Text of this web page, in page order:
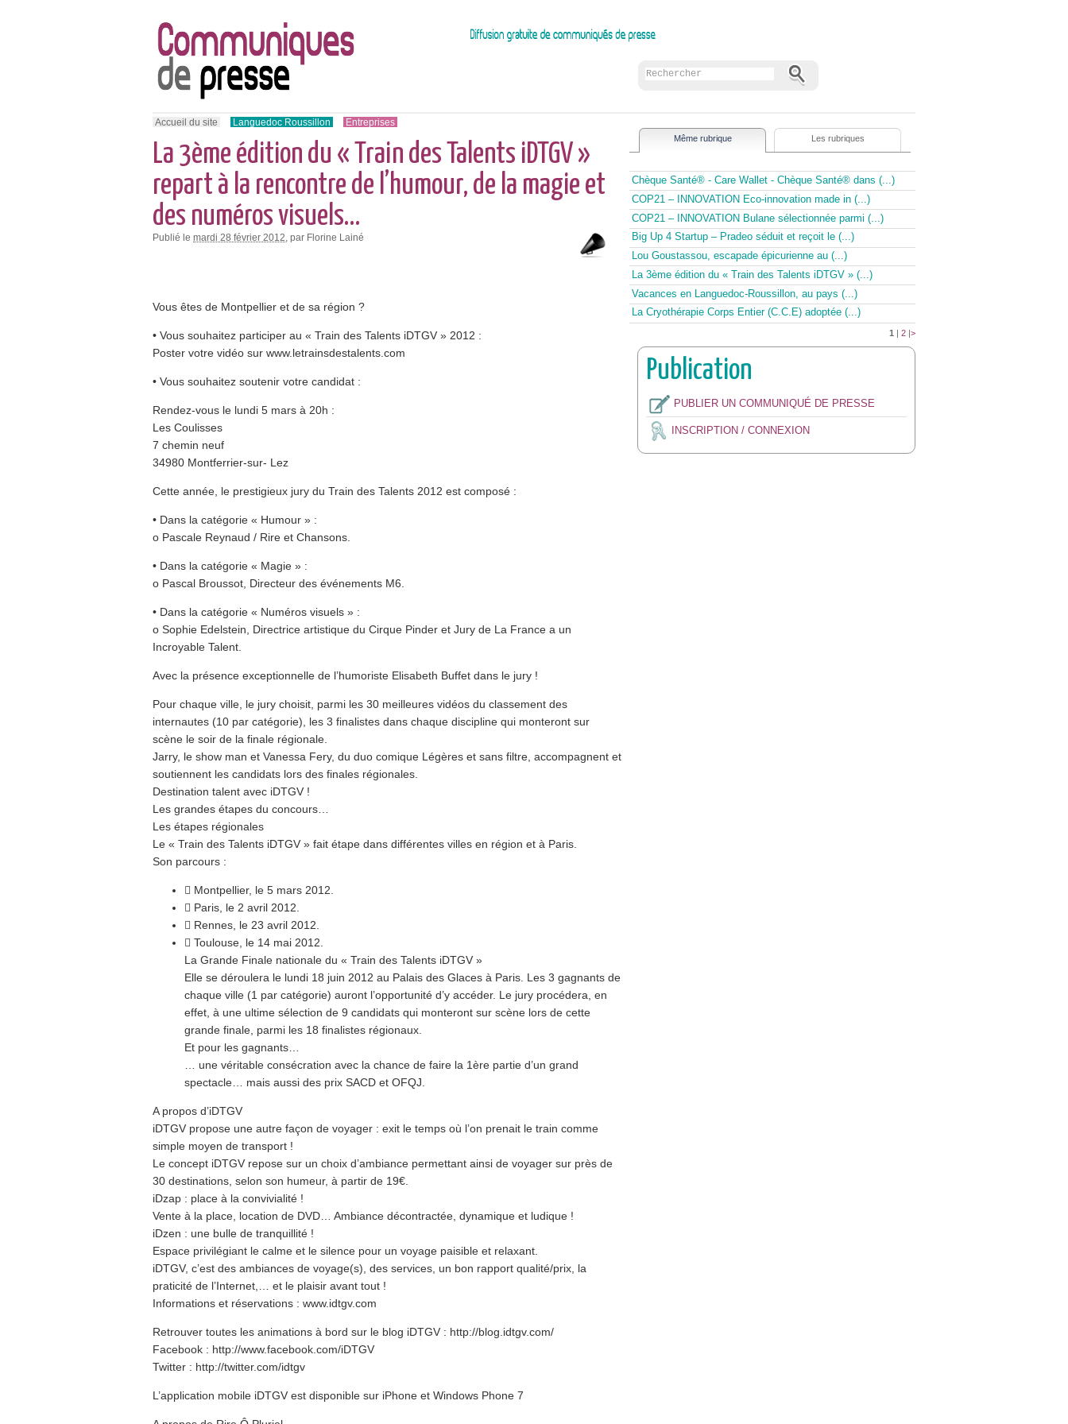
Accueil du site Languedoc Roussillon Entreprises
La 3ème édition du « Train des Talents iDTGV »
repart à la rencontre de l’humour, de la magie et
des numéros visuels…
Publié le mardi 28 février 2012 , par Florine Lainé
Vous êtes de Montpellier et de sa région ?
• Vous souhaitez participer au « Train des Talents iDTGV » 2012 :
Poster votre vidéo sur www.letrainsdestalents.com
• Vous souhaitez soutenir votre candidat :
Rendez-vous le lundi 5 mars à 20h :
Les Coulisses
7 chemin neuf
34980 Montferrier-sur- Lez
Cette année, le prestigieux jury du Train des Talents 2012 est composé :
• Dans la catégorie « Humour » :
o Pascale Reynaud / Rire et Chansons.
• Dans la catégorie « Magie » :
o Pascal Broussot, Directeur des événements M6.
• Dans la catégorie « Numéros visuels » :
o Sophie Edelstein, Directrice artistique du Cirque Pinder et Jury de La France a un
Incroyable Talent.
Avec la présence exceptionnelle de l’humoriste Elisabeth Buffet dans le jury !
Pour chaque ville, le jury choisit, parmi les 30 meilleures vidéos du classement des
internautes (10 par catégorie), les 3 finalistes dans chaque discipline qui monteront sur
scène le soir de la finale régionale.
Jarry, le show man et Vanessa Fery, du duo comique Légères et sans filtre, accompagnent et
soutiennent les candidats lors des finales régionales.
Destination talent avec iDTGV !
Les grandes étapes du concours…
Les étapes régionales
Le « Train des Talents iDTGV » fait étape dans différentes villes en région et à Paris.
Son parcours :
 Montpellier, le 5 mars 2012.
 Paris, le 2 avril 2012.
 Rennes, le 23 avril 2012.
 Toulouse, le 14 mai 2012.
La Grande Finale nationale du « Train des Talents iDTGV »
Elle se déroulera le lundi 18 juin 2012 au Palais des Glaces à Paris. Les 3 gagnants de
chaque ville (1 par catégorie) auront l’opportunité d’y accéder. Le jury procédera, en
effet, à une ultime sélection de 9 candidats qui monteront sur scène lors de cette
grande finale, parmi les 18 finalistes régionaux.
Et pour les gagnants…
… une véritable consécration avec la chance de faire la 1ère partie d’un grand
spectacle… mais aussi des prix SACD et OFQJ.
A propos d’iDTGV
iDTGV propose une autre façon de voyager : exit le temps où l’on prenait le train comme
simple moyen de transport !
Le concept iDTGV repose sur un choix d’ambiance permettant ainsi de voyager sur près de
30 destinations, selon son humeur, à partir de 19€.
iDzap : place à la convivialité !
Vente à la place, location de DVD… Ambiance décontractée, dynamique et ludique !
iDzen : une bulle de tranquillité !
Espace privilégiant le calme et le silence pour un voyage paisible et relaxant.
iDTGV, c’est des ambiances de voyage(s), des services, un bon rapport qualité/prix, la
praticité de l’Internet,… et le plaisir avant tout !
Informations et réservations : www.idtgv.com
Retrouver toutes les animations à bord sur le blog iDTGV : http://blog.idtgv.com/
Facebook : http://www.facebook.com/iDTGV
Twitter : http://twitter.com/idtgv
L’application mobile iDTGV est disponible sur iPhone et Windows Phone 7
Même rubrique Les rubriques
Chèque Santé® - Care Wallet - Chèque Santé® dans (...)
COP21 – INNOVATION Eco-innovation made in (...)
COP21 – INNOVATION Bulane sélectionnée parmi (...)
Big Up 4 Startup – Pradeo séduit et reçoit le (...)
Lou Goustassou, escapade épicurienne au (...)
La 3ème édition du « Train des Talents iDTGV » (...)
Vacances en Languedoc-Roussillon, au pays (...)
La Cryothérapie Corps Entier (C.C.E) adoptée (...)
1 | 2 |>
Publication
PUBLIER UN COMMUNIQUÉ DE PRESSE
INSCRIPTION / CONNEXION